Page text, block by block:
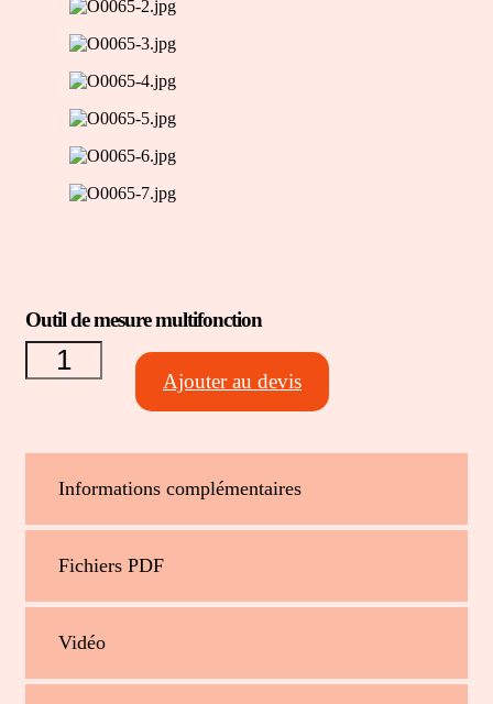
Outil de mesure multifonction
quantité de
Outil de
mesure
Ajouter au devis
Informations complémentaires
Fichiers PDF
Vidéo